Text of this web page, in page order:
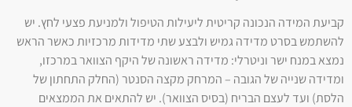
קביעת המידה הנכונה קריטית ליעילות הטיפול ולמניעת פצעי לחץ. יש
להשתמש בסרט מדידה גמיש ולבצע שתי מדידות מרכזיות כאשר הראש
נמצא במנח ישר וניטרלי: מדידה ראשונה של היקף הצוואר במרכזו,
ומדידה שנייה של הגובה – המרחק מקצה הסנטר (החלק התחתון של
הלסת) ועד לעצם הבריח (בסיס הצוואר). יש להתאים את הממצאים